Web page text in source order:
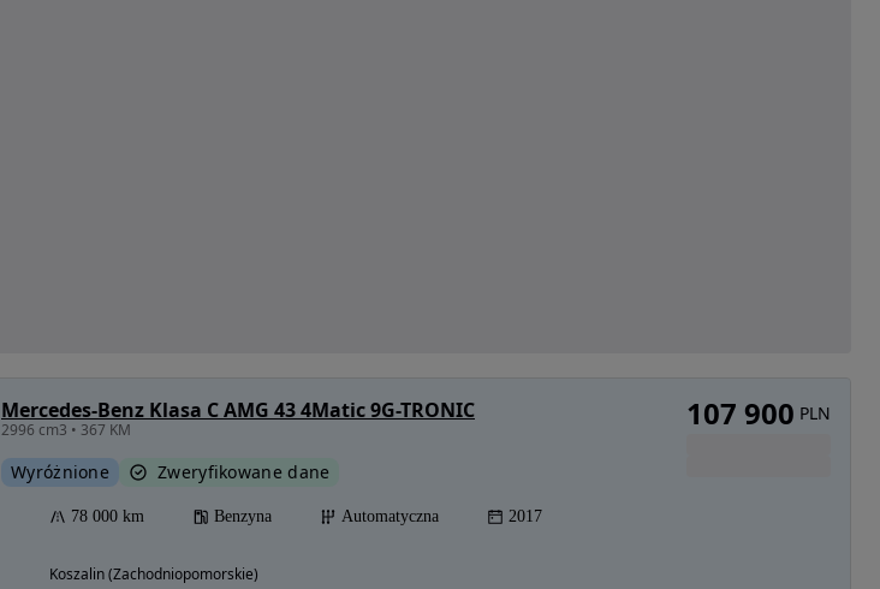
Mercedes-Benz Klasa C AMG 43 4Matic 9G-TRONIC
2996 cm3 • 367 KM
Wyróżnione Zweryfikowane dane
78 000 km Benzyna Automatyczna 2017
Koszalin (Zachodniopomorskie)
107 900 PLN